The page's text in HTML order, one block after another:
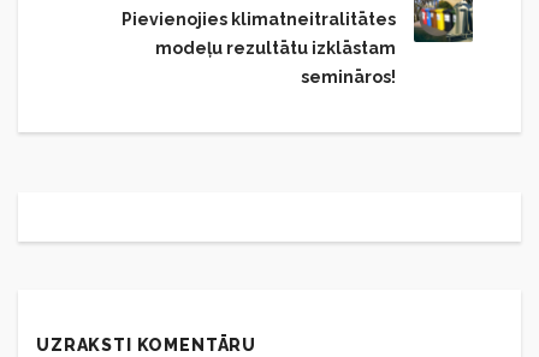
Pievienojies klimatneitralitātes
modeļu rezultātu izklāstam
semināros!
UZRAKSTI KOMENTĀRU